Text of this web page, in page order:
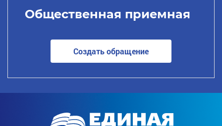
Общественная приемная
Создать обращение